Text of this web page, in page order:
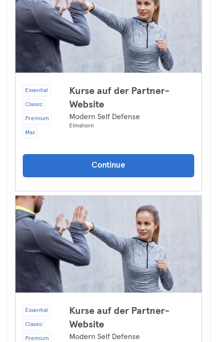
Essential
Classic
Premium
Max
Kurse auf der Partner-
Website
Modern Self Defense
Elmshorn
Continue
Essential
Classic
Premium
Kurse auf der Partner-
Website
Modern Self Defense